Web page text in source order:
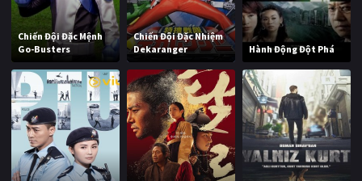
Chiến Đội Đặc Mệnh
Go-Busters
Chiến Đội Đặc Nhiệm
Dekaranger
Hành Động Đột Phá